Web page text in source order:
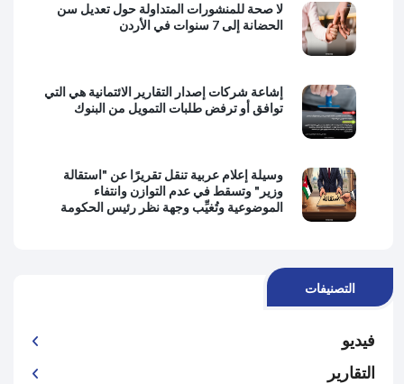
لا صحة للمنشورات المتداولة حول تعديل سن
الحضانة إلى 7 سنوات في الأردن
إشاعة شركات إصدار التقارير الائتمانية هي التي
توافق أو ترفض طلبات التمويل من البنوك
وسيلة إعلام عربية تنقل تقريرًا عن "استقالة
وزير" وتسقط في عدم التوازن وانتفاء
الموضوعية وتُغيِّب وجهة نظر رئيس الحكومة
التصنيفات
فيديو
التقارير